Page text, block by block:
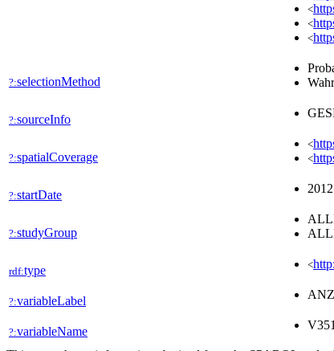
<
<
<
?:selectionMethod
?:sourceInfo
?:spatialCoverage
<
<
?:startDate 2012
?:studyGroup
rdf:type <
?:variableLabel
?:variableName